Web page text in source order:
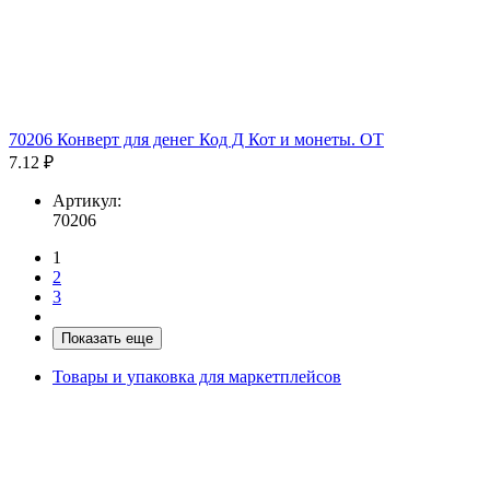
70206 Конверт для денег Код Д Кот и монеты. ОТ
7.12 ₽
Артикул:
70206
1
2
3
Показать еще
Товары и упаковка для маркетплейсов